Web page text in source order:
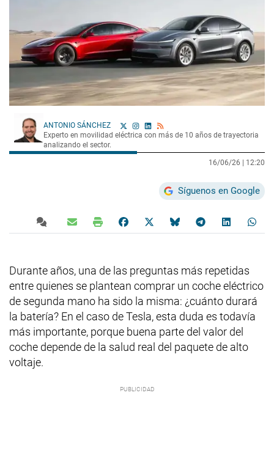
ANTONIO SÁNCHEZ
Experto en movilidad eléctrica con más de 10 años de trayectoria
analizando el sector.
16/06/26 | 12:20
Síguenos en Google
Durante años, una de las preguntas más repetidas
entre quienes se plantean comprar un coche eléctrico
de segunda mano ha sido la misma: ¿cuánto durará
la batería? En el caso de Tesla, esta duda es todavía
más importante, porque buena parte del valor del
coche depende de la salud real del paquete de alto
voltaje.